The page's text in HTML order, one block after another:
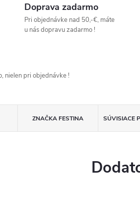
Doprava zadarmo
Pri objednávke nad 50,-€, máte
u nás dopravu zadarmo !
nielen pri objednávke !
ZNAČKAFESTINA SÚVISIACE